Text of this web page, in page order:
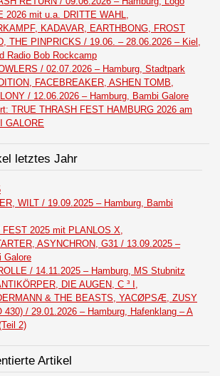
2026 mit u.a. DRITTE WAHL,
KADAVAR, EARTHBONG, FROST
THE PINPRICKS / 19.06. – 28.06.2026 – Kiel,
Radio Bob Rockcamp
/ 02.07.2026 – Hamburg, Stadtpark
FACEBREAKER, ASHEN TOMB,
/ 12.06.2026 – Hamburg, Bambi Galore
TRUE THRASH FEST HAMBURG 2026 am
GALORE
letztes Jahr
WILT / 19.09.2025 – Hamburg, Bambi
2025 mit PLANLOS X,
ASYNCHRON, G31 / 13.09.2025 –
Galore
/ 14.11.2025 – Hamburg, MS Stubnitz
DIE AUGEN, C ³ I,
& THE BEASTS, YACØPSÆ, ZUSY
430) / 29.01.2026 – Hamburg, Hafenklang – A
2)
Artikel